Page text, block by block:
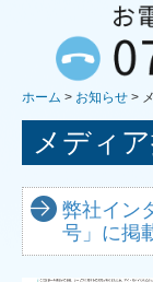
施工実績
会社紹介
社員の声
お知らせ
メディア掲
ホーム お知らせ
メディ
弊社イン
号」に掲